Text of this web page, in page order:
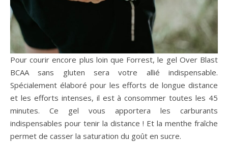
Pour courir encore plus loin que Forrest, le gel Over Blast
BCAA sans gluten sera votre allié indispensable.
Spécialement élaboré pour les efforts de longue distance
et les efforts intenses, il est à consommer toutes les 45
minutes. Ce gel vous apportera les carburants
indispensables pour tenir la distance ! Et la menthe fraîche
permet de casser la saturation du goût en sucre.